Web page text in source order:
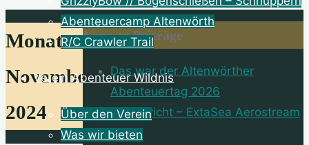
Abenteuercamp Altenwörth
R/C Crawler Trail
Verein Abenteuer Wildnis
Über den Verein
Was wir bieten
Monat:
November
2024
Neueste Beiträge
Das war der Altenwörther
Abenteuertag 2026
Testbericht – ExtaSea Aerostream
400